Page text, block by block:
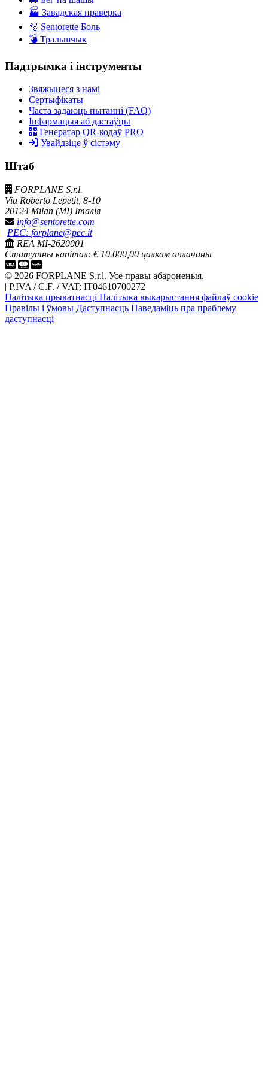
🏭 Завадская праверка
🫧 Sentorette Боль
💣 Тральшчык
Падтрымка і інструменты
Звяжыцеся з намі
Сертыфікаты
Часта задаюць пытанні (FAQ)
Інфармацыя аб дастаўцы
Генератар QR-кодаў PRO
Увайдзіце ў сістэму
Штаб
FORPLANE S.r.l.
Via Roberto Lepetit, 8-10
20124 Milan (MI) Італія
info@sentorette.com
PEC: forplane@pec.it
REA MI-2620001
Статутны капітал: € 10.000,00 цалкам аплачаны
© 2026 FORPLANE S.r.l. Усе правы абароненыя.
| P.IVA / C.F. / VAT: IT04610700272
Палітыка прыватнасці Палітыка выкарыстання файлаў cookie
Правілы і ўмовы Даступнасць Паведаміць пра праблему
даступнасці